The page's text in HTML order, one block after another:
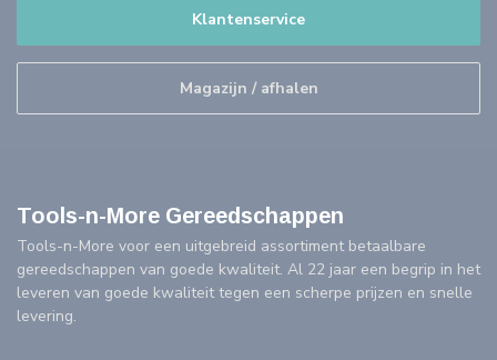
Klantenservice
Magazijn / afhalen
Tools-n-More Gereedschappen
Tools-n-More voor een uitgebreid assortiment betaalbare
gereedschappen van goede kwaliteit. Al 22 jaar een begrip in het
leveren van goede kwaliteit tegen een scherpe prijzen en snelle
levering.